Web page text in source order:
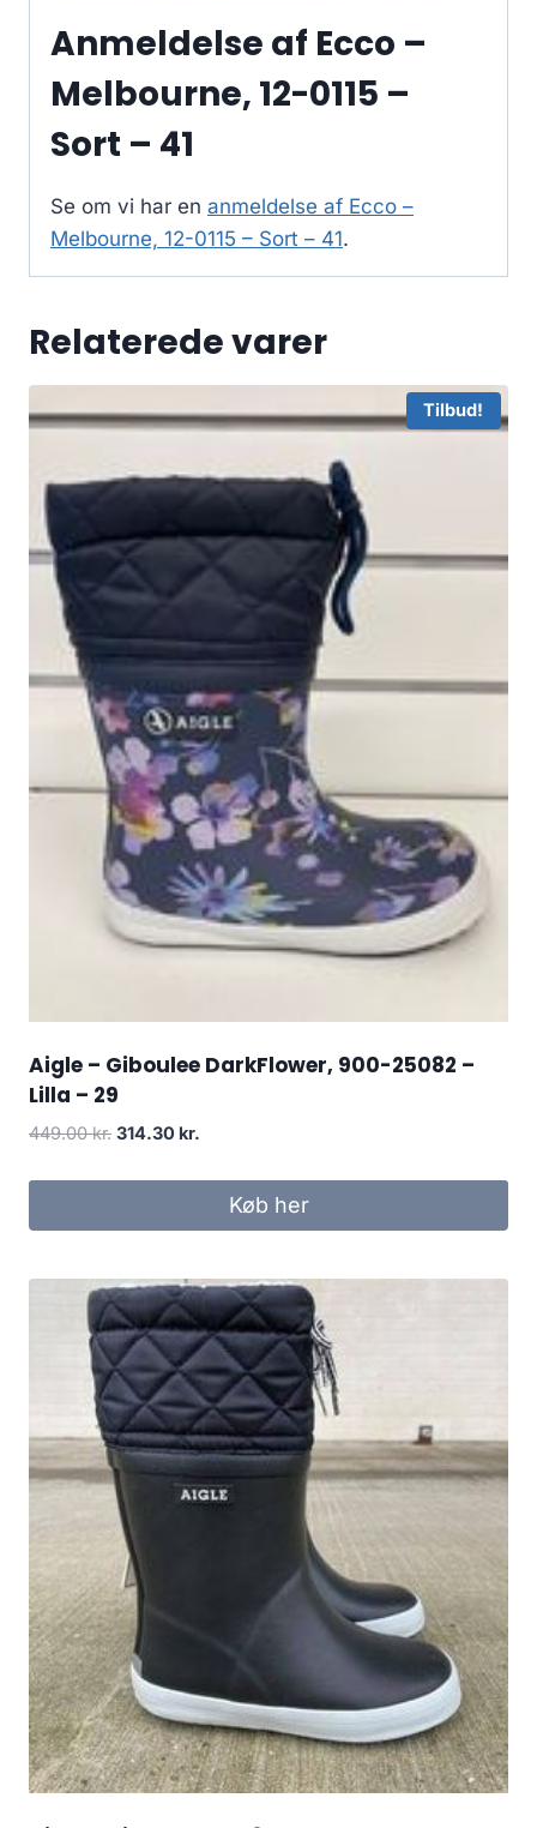
Anmeldelse af Ecco –
Melbourne, 12-0115 –
Sort – 41
Se om vi har en anmeldelse af Ecco –
Melbourne, 12-0115 – Sort – 41.
Relaterede varer
Tilbud!
Aigle – Giboulee DarkFlower, 900-25082 –
Lilla – 29
449.00kr. Den
314.30 kr.
Køb her